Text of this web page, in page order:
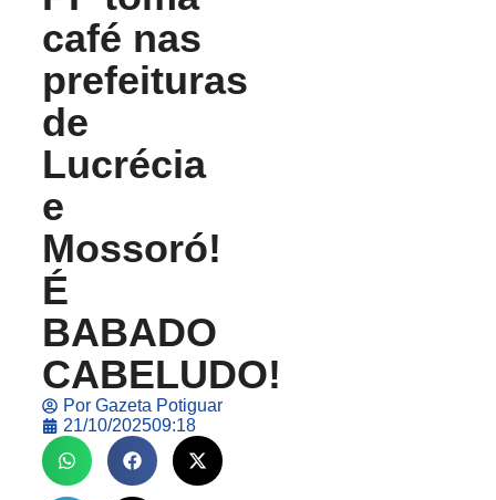
café nas
prefeituras
de
Lucrécia
e
Mossoró!
É
BABADO
CABELUDO!
Por Gazeta Potiguar
21/10/202509:18